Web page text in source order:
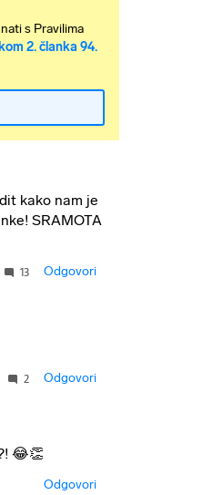
s Pravilima
2. članka 94.
kako nam je
SRAMOTA
13 Odgovori
2 Odgovori
😂👏
Odgovori